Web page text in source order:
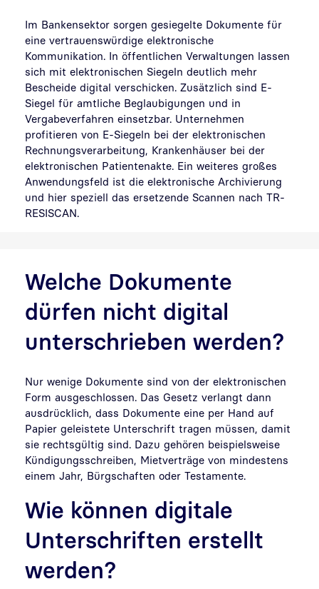
Im Bankensektor sorgen gesiegelte Dokumente für
eine vertrauenswürdige elektronische
Kommunikation. In öffentlichen Verwaltungen lassen
sich mit elektronischen Siegeln deutlich mehr
Bescheide digital verschicken. Zusätzlich sind E-
Siegel für amtliche Beglaubigungen und in
Vergabeverfahren einsetzbar. Unternehmen
profitieren von E-Siegeln bei der elektronischen
Rechnungsverarbeitung, Krankenhäuser bei der
elektronischen Patientenakte. Ein weiteres großes
Anwendungsfeld ist die elektronische Archivierung
und hier speziell das ersetzende Scannen nach TR-
RESISCAN.
Welche Dokumente
dürfen nicht digital
unterschrieben werden?
Nur wenige Dokumente sind von der elektronischen
Form ausgeschlossen. Das Gesetz verlangt dann
ausdrücklich, dass Dokumente eine per Hand auf
Papier geleistete Unterschrift tragen müssen, damit
sie rechtsgültig sind. Dazu gehören beispielsweise
Kündigungsschreiben, Mietverträge von mindestens
einem Jahr, Bürgschaften oder Testamente.
Wie können digitale
Unterschriften erstellt
werden?